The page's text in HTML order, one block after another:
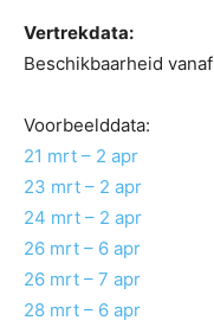
Vertrekdata:
Beschikbaarheid vanaf
Voorbeelddata:
21 mrt – 2 apr
23 mrt – 2 apr
24 mrt – 2 apr
26 mrt – 6 apr
26 mrt – 7 apr
28 mrt – 6 apr